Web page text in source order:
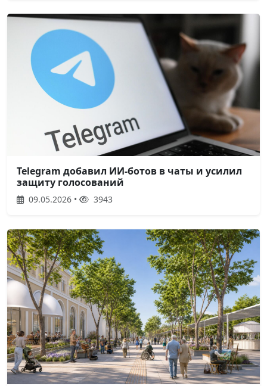
Telegram добавил ИИ-ботов в чаты и усилил
защиту голосований
09.05.2026 • 3943